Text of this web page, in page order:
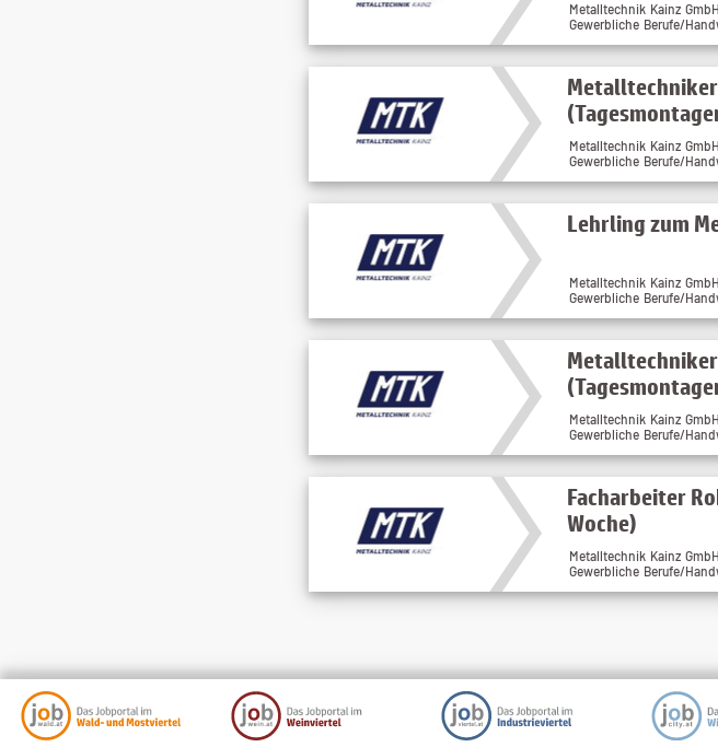
Metalltechnik Kainz
Gewerbliche Berufe/
Metalltechnik Kainz
Gewerbliche Berufe/
Lehrling zum
Metalltechnik Kainz
Gewerbliche Berufe/
Metalltechnik Kainz
Gewerbliche Berufe/
Facharbeiter
Woche)
Metalltechnik Kainz
Gewerbliche Berufe/